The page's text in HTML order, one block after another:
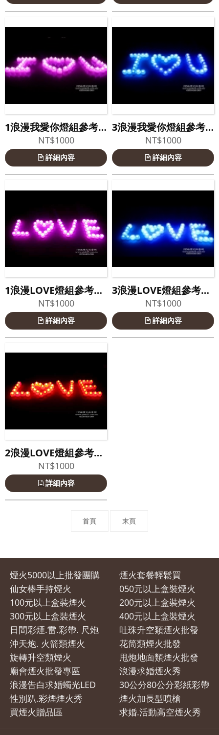
1浪漫我愛你燈組參考照片
NT$1000
詳細內容
3浪漫我愛你燈組參考照片
NT$1000
詳細內容
1浪漫LOVE燈組參考照片
NT$1000
詳細內容
3浪漫LOVE燈組參考照片
NT$1000
詳細內容
2浪漫LOVE燈組參考照片
NT$1000
詳細內容
首頁 末頁
煙火5000以上批發團購
煙火套餐輕鬆買
仙女棒手持煙火
050元以上盒裝煙火
100元以上盒裝煙火
200元以上盒裝煙火
300元以上盒裝煙火
400元以上盒裝煙火
日間彩煙.雷.彩帶. 尺炮
吐珠升空類煙火批發
沖天炮. 火箭類煙火
花筒類煙火批發
旋轉升空類煙火
甩炮地面類煙火批發
廟會煙火批發專區
浪漫求婚煙火秀
浪漫告白求婚蠋光LED
30公分80公分彩紙彩帶
性別趴.彩煙煙火秀
煙火加長型噴槍
買煙火贈品區
求婚.活動高空煙火秀